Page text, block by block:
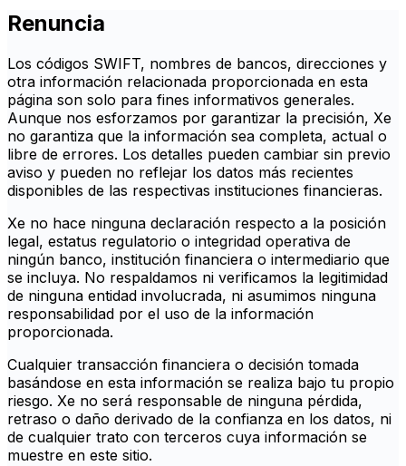
Renuncia
Los códigos SWIFT, nombres de bancos, direcciones y
otra información relacionada proporcionada en esta
página son solo para fines informativos generales.
Aunque nos esforzamos por garantizar la precisión, Xe
no garantiza que la información sea completa, actual o
libre de errores. Los detalles pueden cambiar sin previo
aviso y pueden no reflejar los datos más recientes
disponibles de las respectivas instituciones financieras.
Xe no hace ninguna declaración respecto a la posición
legal, estatus regulatorio o integridad operativa de
ningún banco, institución financiera o intermediario que
se incluya. No respaldamos ni verificamos la legitimidad
de ninguna entidad involucrada, ni asumimos ninguna
responsabilidad por el uso de la información
proporcionada.
Cualquier transacción financiera o decisión tomada
basándose en esta información se realiza bajo tu propio
riesgo. Xe no será responsable de ninguna pérdida,
retraso o daño derivado de la confianza en los datos, ni
de cualquier trato con terceros cuya información se
muestre en este sitio.